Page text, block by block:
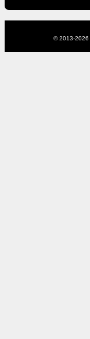
© 2013-2026